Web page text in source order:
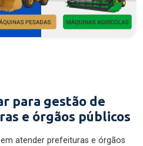
para gestão de
e órgãos públicos
atender prefeituras e órgãos